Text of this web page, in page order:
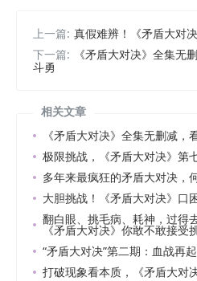
上一篇: 真假难辨！《矛盾大对
下一篇:
《矛盾大对决》全集无
斗勇
相关文章
《矛盾大对决》全集无删减，
极限挑战，《矛盾大对决》第
多年来最疯狂的矛盾大对决，
大胆挑战！《矛盾大对决》口
翻白眼、挑毛病、耗神，过得
《矛盾大对决》你敢不敢接受
“矛盾大对决”第二期：血战再
打破现象看本质，《矛盾大对